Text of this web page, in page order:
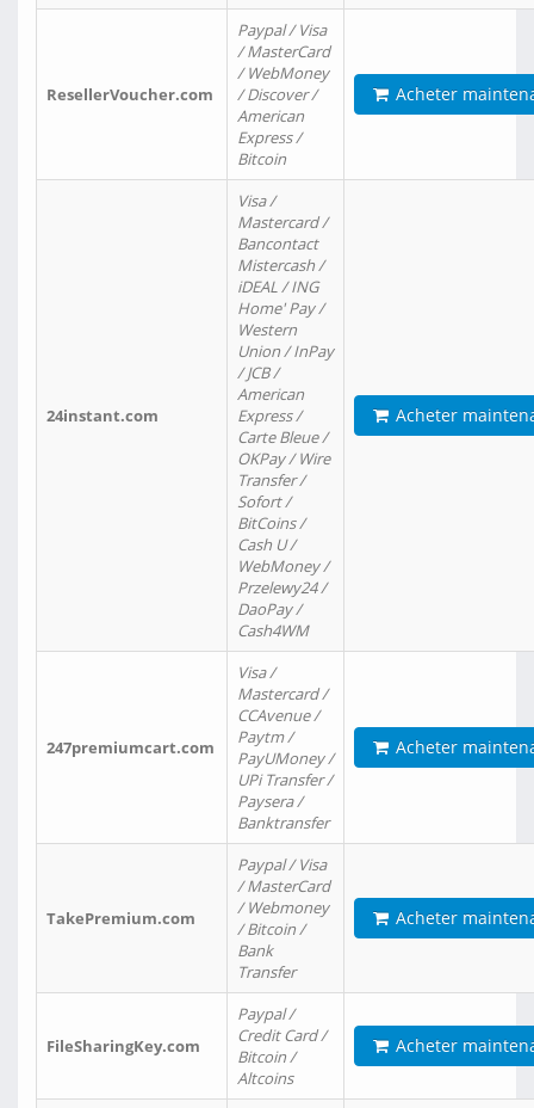
ResellerVoucher.com
Paypal / Visa
/ MasterCard
/ WebMoney
/ Discover /
American
Express /
Bitcoin
Acheter
24instant.com
Visa /
Mastercard /
Bancontact
Mistercash /
iDEAL / ING
Home' Pay /
Western
Union / InPay
/ JCB /
American
Express /
Carte Bleue /
OKPay / Wire
Transfer /
Sofort /
BitCoins /
Cash U /
WebMoney /
Przelewy24 /
DaoPay /
Cash4WM
Acheter
247premiumcart.com
Visa /
Mastercard /
CCAvenue /
Paytm /
PayUMoney /
UPi Transfer /
Paysera /
Banktransfer
Acheter
TakePremium.com
Paypal / Visa
/ MasterCard
/ Webmoney
/ Bitcoin /
Bank
Transfer
Acheter
FileSharingKey.com
Paypal /
Credit Card /
Bitcoin /
Altcoins
Acheter